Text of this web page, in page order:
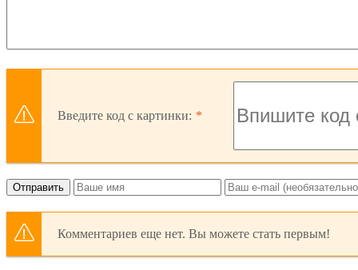
Введите код с картинки:
Отправить
Комментариев еще нет. Вы можете стать первым!